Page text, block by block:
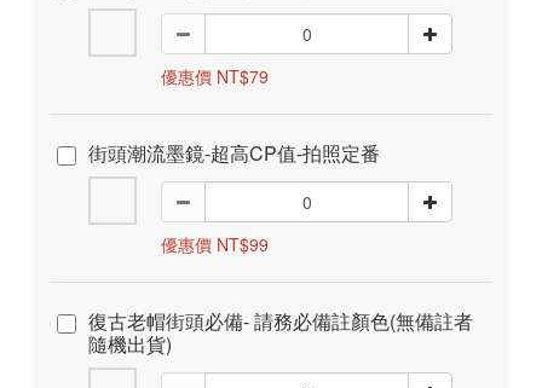
優惠價 NT$79
街頭潮流墨鏡-超高CP值-拍照定番
優惠價 NT$99
復古老帽街頭必備- 請務必備註顏色(無備註者
隨機出貨)